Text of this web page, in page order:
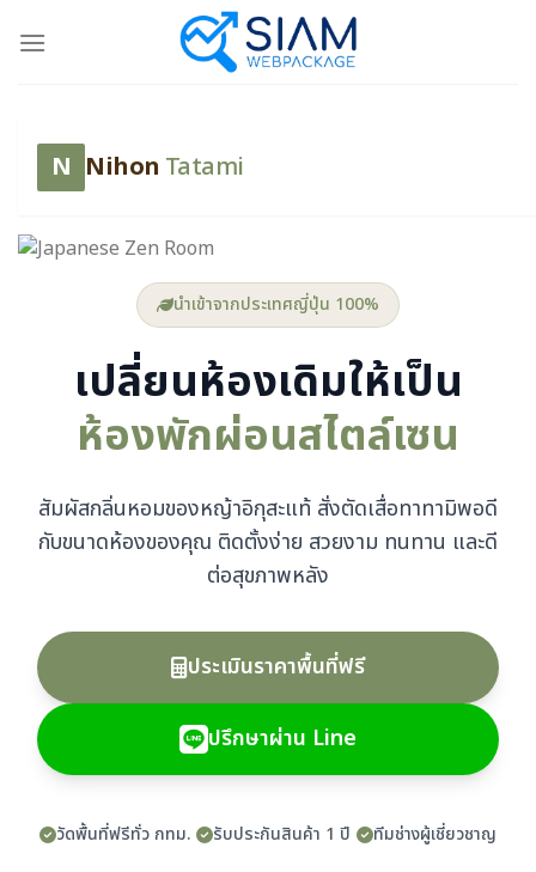
N Nihon Tatami
นำเข้าจากประเทศญี่ปุ่น 100%
เปลี่ยนห้องเดิมให้เป็น
ห้องพักผ่อนสไตล์เซน
สัมผัสกลิ่นหอมของหญ้าอิกุสะแท้ สั่งตัดเสื่อทาทามิพอดี
กับขนาดห้องของคุณ ติดตั้งง่าย สวยงาม ทนทาน และดี
ต่อสุขภาพหลัง
ประเมินราคาพื้นที่ฟรี
ปรึกษาผ่าน Line
วัดพื้นที่ฟรีทั่ว กทม. รับประกันสินค้า 1 ปี ทีมช่างผู้เชี่ยวชาญ